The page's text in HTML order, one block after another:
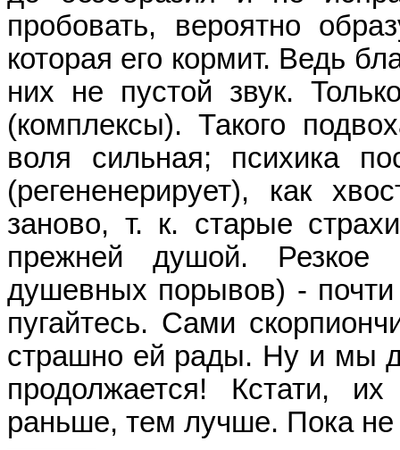
пробовать, вероятно
которая его кормит. Ведь
них не пустой звук.
(комплексы). Такого
воля сильная; психика
(регененерирует), как
заново, т. к. старые
прежней душой. Резкое
душевных порывов) -
пугайтесь. Сами
страшно ей рады. Ну и мы
продолжается! Кстати,
раньше, тем лучше. Пока не